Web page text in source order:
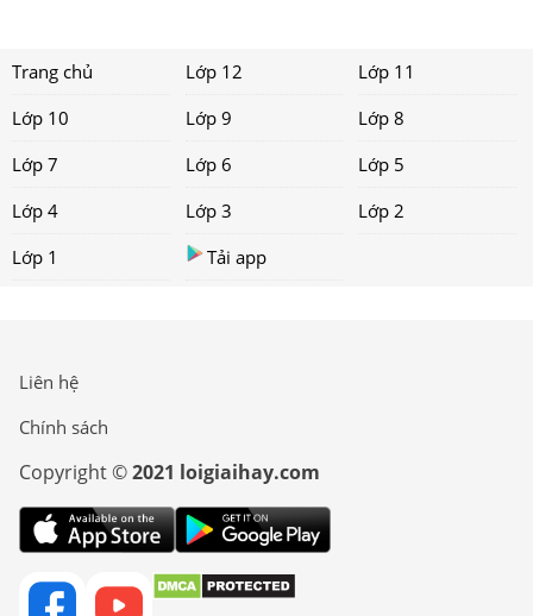
Trang chủ Lớp 12
Lớp 11
Lớp 10
Lớp 9
Lớp 8
Lớp 7
Lớp 6
Lớp 5
Lớp 4
Lớp 3
Lớp 2
Lớp 1
Tải app
Liên hệ
Chính sách
Copyright ©2021 loigiaihay.com